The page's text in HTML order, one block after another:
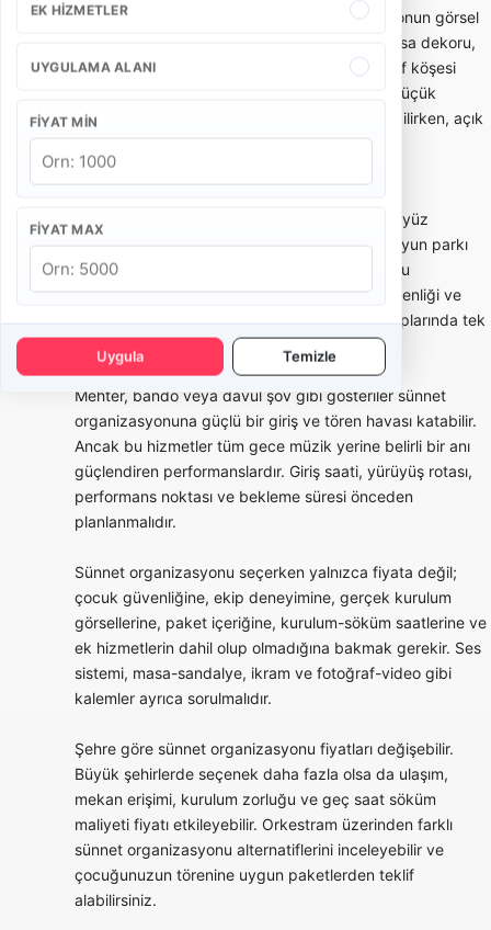
EK HIZMETLER
UYGULAMA ALANI
FIYAT MIN
FIYAT MAX
Uygula Temizle
Sünnet tahtı ve konsept süsleme, organizasyonun görsel
merkezini oluşturur. Taht modeli, arka fon, masa dekoru,
balon/ışık kullanımı, karşılama alanı ve fotoğraf köşesi
mekanın ölçüsüne göre seçilmelidir. Ev veya küçük
salonlarda daha kompakt kurulumlar tercih edilirken, açık
alan ve büyük salonlarda daha geniş konsept
uygulanabilir.
Çocuk eğlencesi tarafında animatör, palyaço, yüz
boyama, yarışmalar, maskot karakter, şişme oyun parkı
veya mini show gibi seçenekler kullanılabilir. Bu
hizmetlerde yaş grubu, çocuk sayısı, alan güvenliği ve
program süresi önemlidir. Kalabalık çocuk gruplarında tek
animatör yeterli olmayabilir.
Mehter, bando veya davul şov gibi gösteriler sünnet
organizasyonuna güçlü bir giriş ve tören havası katabilir.
Ancak bu hizmetler tüm gece müzik yerine belirli bir anı
güçlendiren performanslardır. Giriş saati, yürüyüş rotası,
performans noktası ve bekleme süresi önceden
planlanmalıdır.
Sünnet organizasyonu seçerken yalnızca fiyata değil;
çocuk güvenliğine, ekip deneyimine, gerçek kurulum
görsellerine, paket içeriğine, kurulum-söküm saatlerine ve
ek hizmetlerin dahil olup olmadığına bakmak gerekir. Ses
sistemi, masa-sandalye, ikram ve fotoğraf-video gibi
kalemler ayrıca sorulmalıdır.
Şehre göre sünnet organizasyonu fiyatları değişebilir.
Büyük şehirlerde seçenek daha fazla olsa da ulaşım,
mekan erişimi, kurulum zorluğu ve geç saat söküm
maliyeti fiyatı etkileyebilir. Orkestram üzerinden farklı
sünnet organizasyonu alternatiflerini inceleyebilir ve
çocuğunuzun törenine uygun paketlerden teklif
alabilirsiniz.